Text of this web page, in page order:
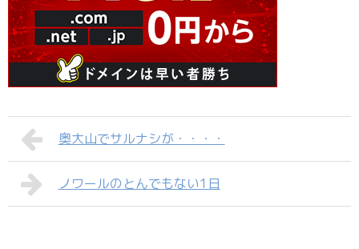
奥大山でサルナシが・・・・
ノワールのとんでもない1日